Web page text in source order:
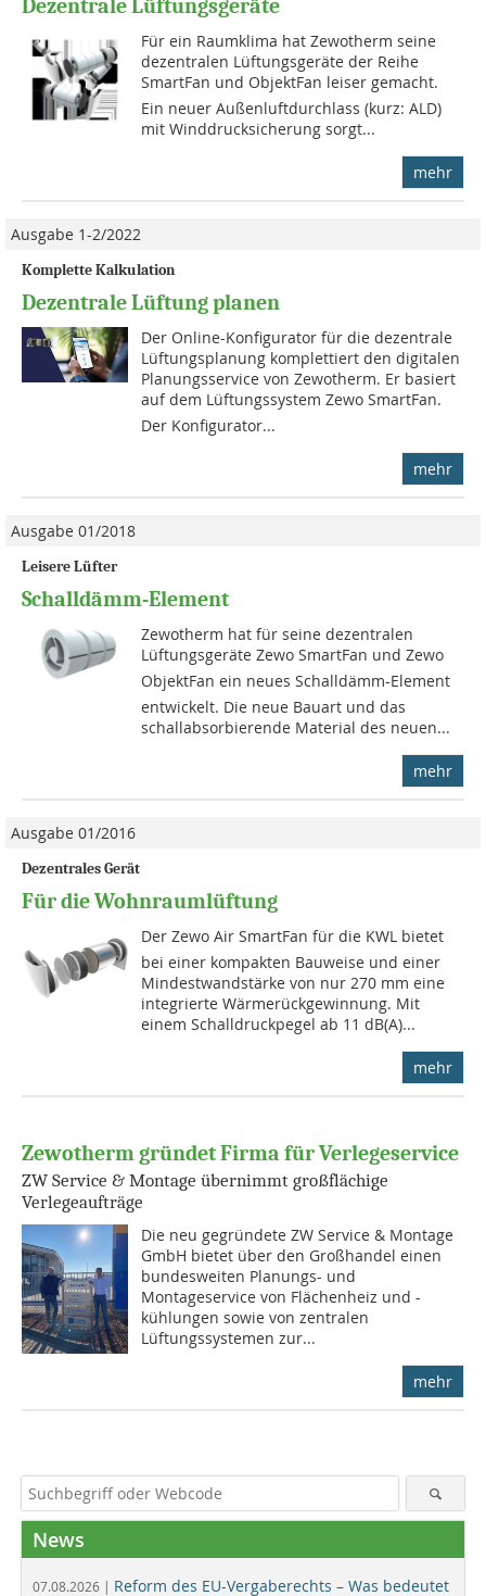
Dezentrale Lüftungsgeräte
Für ein Raumklima hat Zewotherm seine
dezentralen Lüftungsgeräte der Reihe
SmartFan und ObjektFan leiser gemacht.
Ein neuer Außenluftdurchlass (kurz: ALD)
mit Winddrucksicherung sorgt...
mehr
Ausgabe 1-2/2022
Komplette Kalkulation
Dezentrale Lüftung planen
Der Online-Konfigurator für die dezentrale
Lüftungsplanung komplettiert den digitalen
Planungsservice von Zewotherm. Er basiert
auf dem Lüftungssystem Zewo SmartFan.
Der Konfigurator...
mehr
Ausgabe 01/2018
Leisere Lüfter
Schalldämm-Element
Zewotherm hat für seine dezentralen
Lüftungsgeräte Zewo SmartFan und Zewo
ObjektFan ein neues Schalldämm-Element
entwickelt. Die neue Bauart und das
schallabsorbierende Material des neuen...
mehr
Ausgabe 01/2016
Dezentrales Gerät
Für die Wohnraumlüftung
Der Zewo Air SmartFan für die KWL bietet
bei einer kompakten Bauweise und einer
Mindestwandstärke von nur 270 mm eine
inte­grierte Wärmerückgewinnung. Mit
einem Schalldruckpegel ab 11 dB(A)...
mehr
Zewotherm gründet Firma für Verlegeservice
ZW Service & Montage übernimmt großflächige
Verlegeaufträge
Die neu gegründete ZW Service & Montage
GmbH bietet über den Großhandel einen
bundesweiten Planungs- und
Montageservice von Flächenheiz und -
kühlungen sowie von zentralen
Lüftungssystemen zur...
mehr
News
07.08.2026 | Reform des EU-Vergaberechts – Was bedeutet